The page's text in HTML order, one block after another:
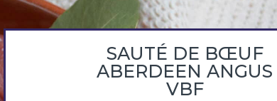
SAUTÉ DE BŒUF
ABERDEEN ANGUS
VBF